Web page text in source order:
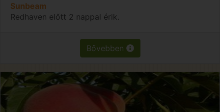
Sunbeam
Redhaven előtt 2 nappal érik.
Bővebben